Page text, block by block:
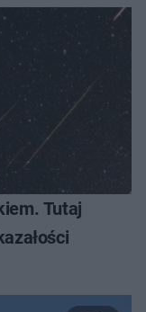
Tutaj